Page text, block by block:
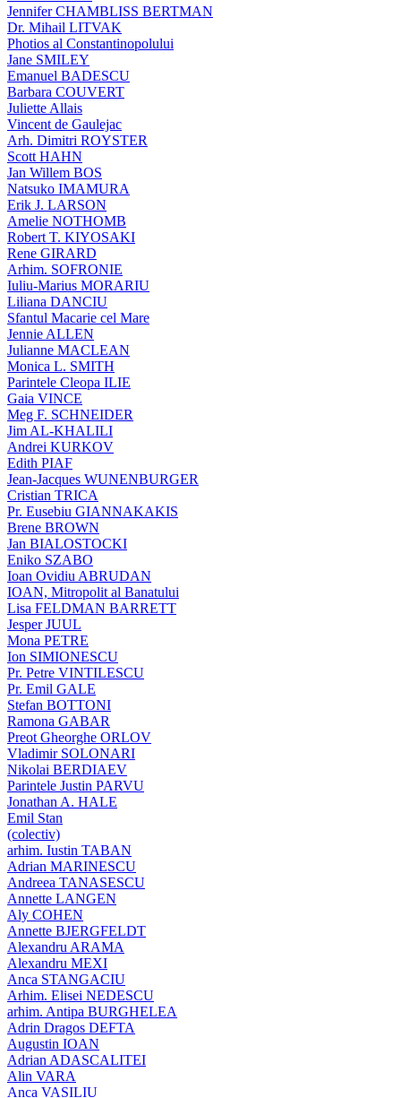
Jennifer CHAMBLISS BERTMAN
Dr. Mihail LITVAK
Photios al Constantinopolului
Jane SMILEY
Emanuel BADESCU
Barbara COUVERT
Juliette Allais
Vincent de Gaulejac
Arh. Dimitri ROYSTER
Scott HAHN
Jan Willem BOS
Natsuko IMAMURA
Erik J. LARSON
Amelie NOTHOMB
Robert T. KIYOSAKI
Rene GIRARD
Arhim. SOFRONIE
Iuliu-Marius MORARIU
Liliana DANCIU
Sfantul Macarie cel Mare
Jennie ALLEN
Julianne MACLEAN
Monica L. SMITH
Parintele Cleopa ILIE
Gaia VINCE
Meg F. SCHNEIDER
Jim AL-KHALILI
Andrei KURKOV
Edith PIAF
Jean-Jacques WUNENBURGER
Cristian TRICA
Pr. Eusebiu GIANNAKAKIS
Brene BROWN
Jan BIALOSTOCKI
Eniko SZABO
Ioan Ovidiu ABRUDAN
IOAN, Mitropolit al Banatului
Lisa FELDMAN BARRETT
Jesper JUUL
Mona PETRE
Ion SIMIONESCU
Pr. Petre VINTILESCU
Pr. Emil GALE
Stefan BOTTONI
Ramona GABAR
Preot Gheorghe ORLOV
Vladimir SOLONARI
Nikolai BERDIAEV
Parintele Justin PARVU
Jonathan A. HALE
Emil Stan
(colectiv)
arhim. Iustin TABAN
Adrian MARINESCU
Andreea TANASESCU
Annette LANGEN
Aly COHEN
Annette BJERGFELDT
Alexandru ARAMA
Alexandru MEXI
Anca STANGACIU
Arhim. Elisei NEDESCU
arhim. Antipa BURGHELEA
Adrin Dragos DEFTA
Augustin IOAN
Adrian ADASCALITEI
Alin VARA
Anca VASILIU